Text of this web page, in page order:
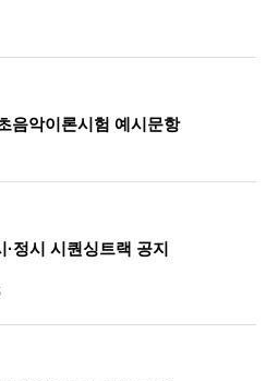
음악이론시험 예시문항
정시 시퀀싱트랙 공지